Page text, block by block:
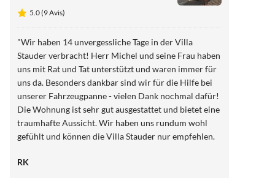
vacances Olivi
5.0 (9 Avis)
"Wir haben 14 unvergessliche Tage in der Villa
Stauder verbracht! Herr Michel und seine Frau haben
uns mit Rat und Tat unterstützt und waren immer für
uns da. Besonders dankbar sind wir für die Hilfe bei
unserer Fahrzeugpanne - vielen Dank nochmal dafür!
Die Wohnung ist sehr gut ausgestattet und bietet eine
traumhafte Aussicht. Wir haben uns rundum wohl
gefühlt und können die Villa Stauder nur empfehlen.
RK